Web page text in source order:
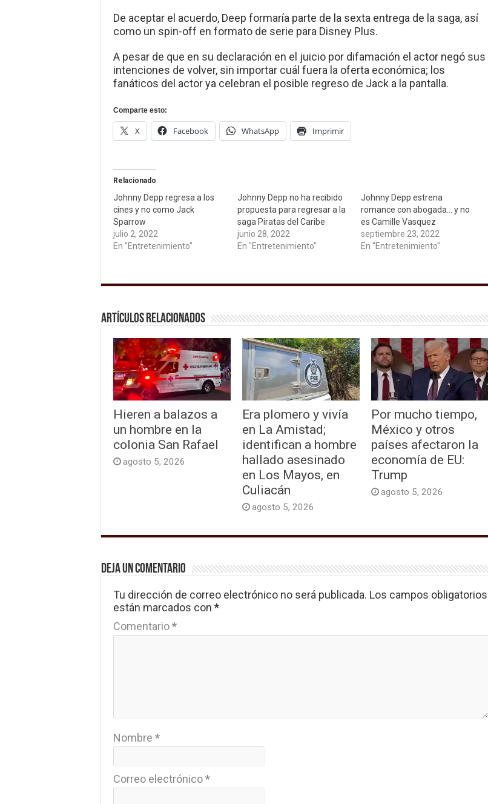
De aceptar el acuerdo, Deep formaría parte de la sexta entrega de la saga, así
como un spin-off en formato de serie para Disney Plus.
A pesar de que en su declaración en el juicio por difamación el actor negó sus
intenciones de volver, sin importar cuál fuera la oferta económica; los
fanáticos del actor ya celebran el posible regreso de Jack a la pantalla.
Comparte esto:
X Facebook WhatsApp Imprimir
Relacionado
Johnny Depp regresa a los
cines y no como Jack
Sparrow
julio 2, 2022
En "Entretenimiento"
Johnny Depp no ha recibido
propuesta para regresar a la
saga Piratas del Caribe
junio 28, 2022
En "Entretenimiento"
Johnny Depp estrena
romance con abogada… y no
es Camille Vasquez
septiembre 23, 2022
En "Entretenimiento"
Artículos relacionados
Hieren a balazos a
un hombre en la
colonia San Rafael
agosto 5, 2026
Era plomero y vivía
en La Amistad;
identifican a hombre
hallado asesinado
en Los Mayos, en
Culiacán
agosto 5, 2026
Por mucho tiempo,
México y otros
países afectaron la
economía de EU:
Trump
agosto 5, 2026
Deja un comentario
Tu dirección de correo electrónico no será publicada. Los campos obligatorios
están marcados con *
Comentario*
Nombre *
Correo electrónico*